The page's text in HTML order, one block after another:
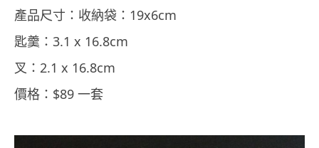
產品尺寸：收納袋：19x6cm
匙羹：3.1 x 16.8cm
叉：2.1 x 16.8cm
價格：$89 一套